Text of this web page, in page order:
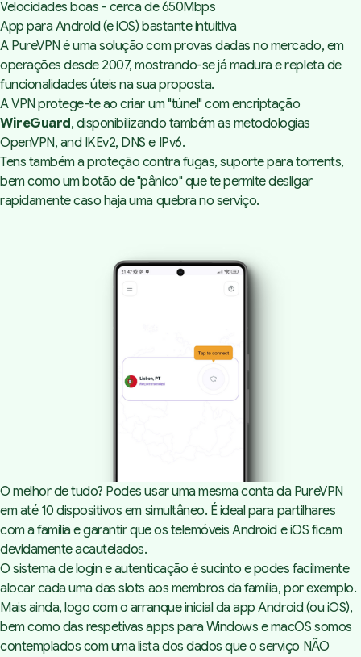
Velocidades boas - cerca de 650Mbps
App para Android (e iOS) bastante intuitiva
A PureVPNé uma solução com provas dadas no mercado, em
operações desde 2007, mostrando-se já madura e repleta de
funcionalidades úteis na sua proposta.
A VPN protege-te ao criar um "túnel" com encriptação
WireGuard, disponibilizando também as metodologias
OpenVPN, and IKEv2, DNS e IPv6.
Tens também a proteção contra fugas, suporte paratorrents,
bem como um botão de "pânico" que te permite desligar
rapidamente caso haja uma quebra no serviço.
O melhor de tudo? Podes usar uma mesma conta da PureVPN
em até 10 dispositivos em simultâneo. É ideal para partilhares
com a família e garantir que os telemóveis Android e iOS ficam
devidamente acautelados.
O sistema delogine autenticação é sucinto e podes facilmente
alocar cada uma dasslots aos membros da família, por exemplo.
Mais ainda, logo com o arranque inicial da app Android (ou iOS),
bem como das respetivas apps para Windows e macOS somos
contemplados com uma lista dos dados que o serviço NÃO